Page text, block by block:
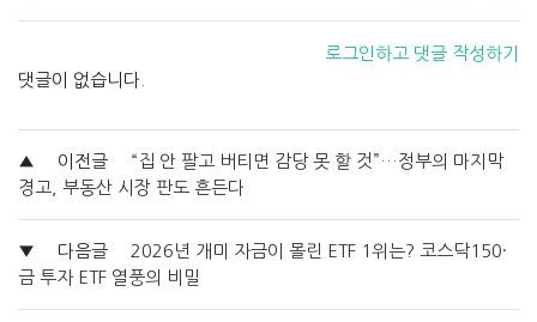
로그인하고 댓글 작성하기
댓글이 없습니다.
▲ 이전글
“집 안 팔고 버티면 감당 못 할 것”…정부의 마지막
경고, 부동산 시장 판도 흔든다
▼ 다음글
2026년 개미 자금이 몰린 ETF 1위는? 코스닥150·
금 투자 ETF 열풍의 비밀